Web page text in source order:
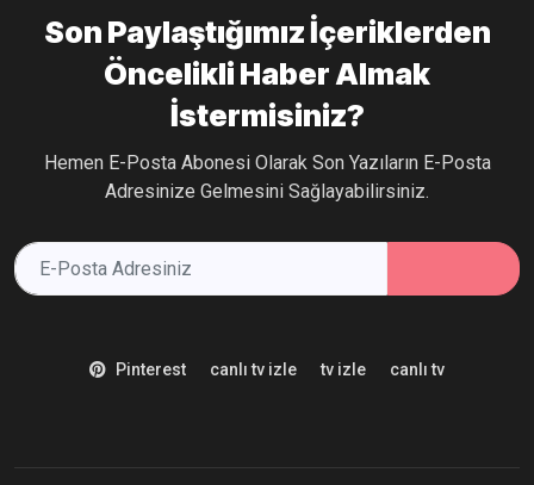
Son Paylaştığımız İçeriklerden
Öncelikli Haber Almak
İstermisiniz?
Hemen E-Posta Abonesi Olarak Son Yazıların E-Posta
Adresinize Gelmesini Sağlayabilirsiniz.
Pinterest canlı tv izle tv izle canlı tv